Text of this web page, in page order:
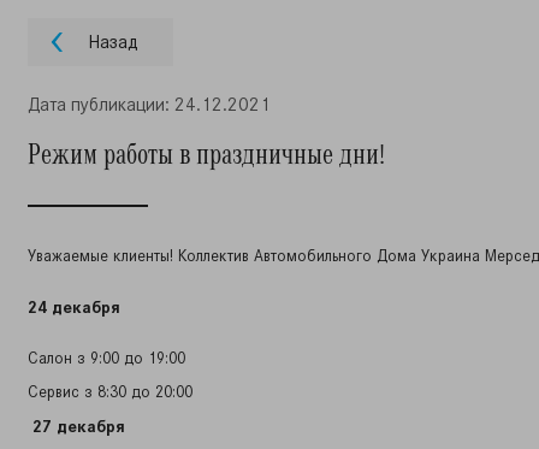
Назад
Дата публикации: 24.12.2021
Режим работы в праздничные дни!
Уважаемые клиенты! Коллектив Автомобильного Дома Украина
24 декабря
Салон з 9:00 до 19:00
Сервис з 8:30 до 20:00
27 декабря